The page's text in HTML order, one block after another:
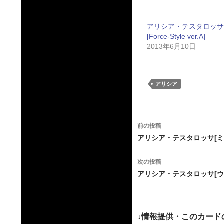
アリシア・テスタロッサ
[Force-Style ver.A]
2013年6月10日
アリシア
投
稿
ナ
ビ
ー
前の投稿
アリシア・テスタロッサ[
次の投稿
アリシア・テスタロッサ[
↓情報提供・このカー